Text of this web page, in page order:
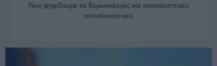
Πώς ψηφίζουμε σε Ευρωεκλογές και επαναληπτικές
αυτοδιοικητικές